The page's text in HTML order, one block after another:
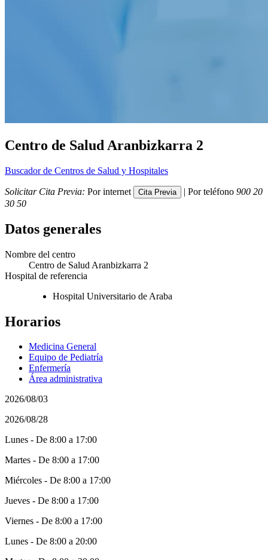
Centro de Salud Aranbizkarra 2
Buscador de Centros de Salud y Hospitales
Solicitar Cita Previa: Por internet | Por teléfono 900 20
30 50
Datos generales
Nombre del centro
Centro de Salud Aranbizkarra 2
Hospital de referencia
Hospital Universitario de Araba
Horarios
Medicina General
Equipo de Pediatría
Enfermería
Área administrativa
2026/08/03
2026/08/28
Lunes - De 8:00 a 17:00
Martes - De 8:00 a 17:00
Miércoles - De 8:00 a 17:00
Jueves - De 8:00 a 17:00
Viernes - De 8:00 a 17:00
Lunes - De 8:00 a 20:00